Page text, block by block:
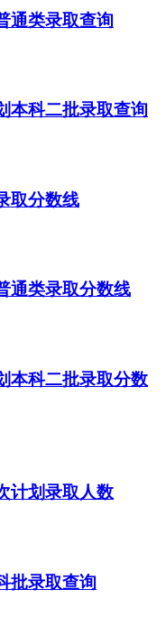
通类录取查询
本科二批录取查询
取分数线
通类录取分数线
本科二批录取分数
计划录取人数
批录取查询